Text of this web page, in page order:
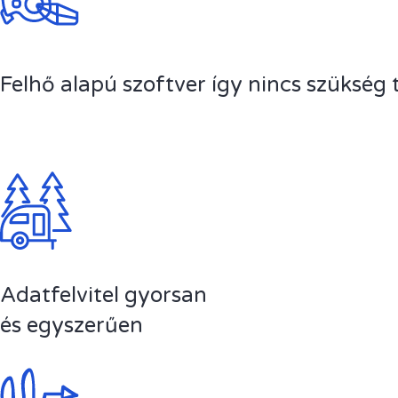
Felhő alapú szoftver így nincs szükség
Adatfelvitel gyorsan
és egyszerűen